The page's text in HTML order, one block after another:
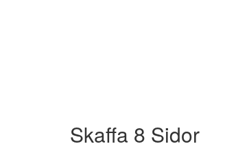
Skaffa 8 Sidor